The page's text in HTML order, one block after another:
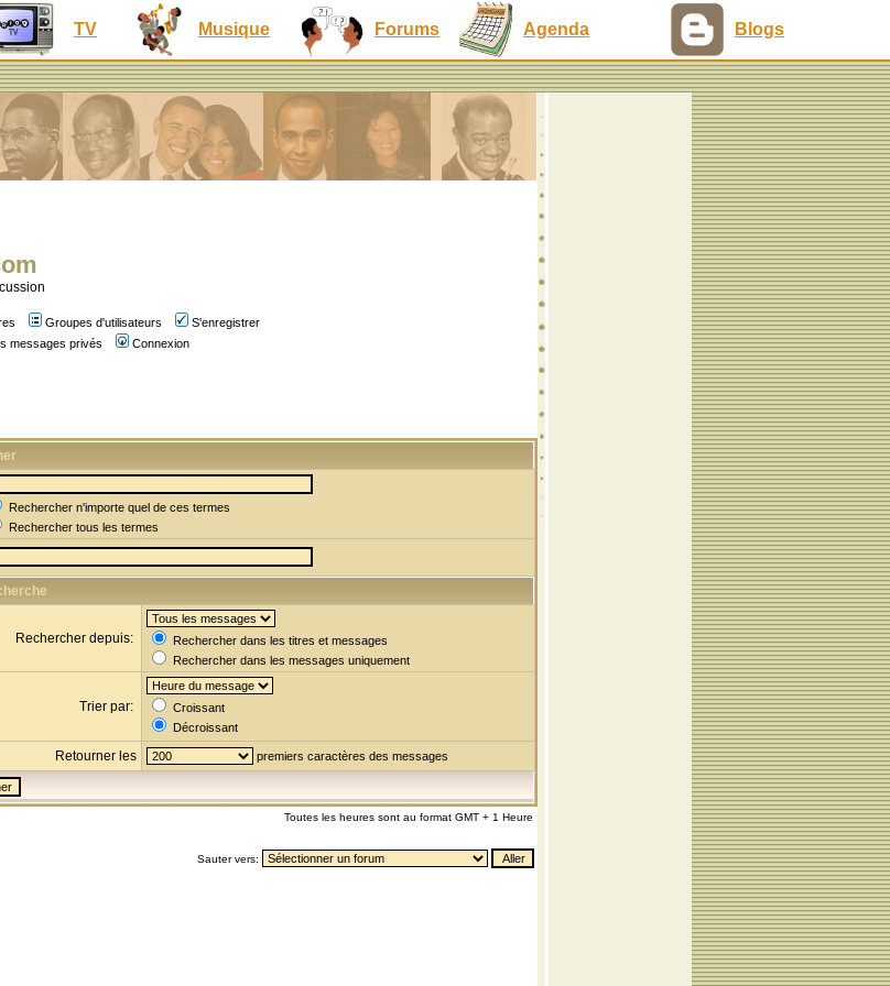
TV Musique Forums Agenda Blogs
Groupes d'utilisateurs
S'enregistrer
messages privés Connexion
Rechercher n'importe quel de ces termes
Rechercher tous les termes
Rechercher depuis:
Rechercher dans les titres et messages
Rechercher dans les messages uniquement
Trier par:
Croissant
Décroissant
Retourner les premiers caractères des messages
Toutes les heures sont au format GMT + 1 Heure
Sauter vers: